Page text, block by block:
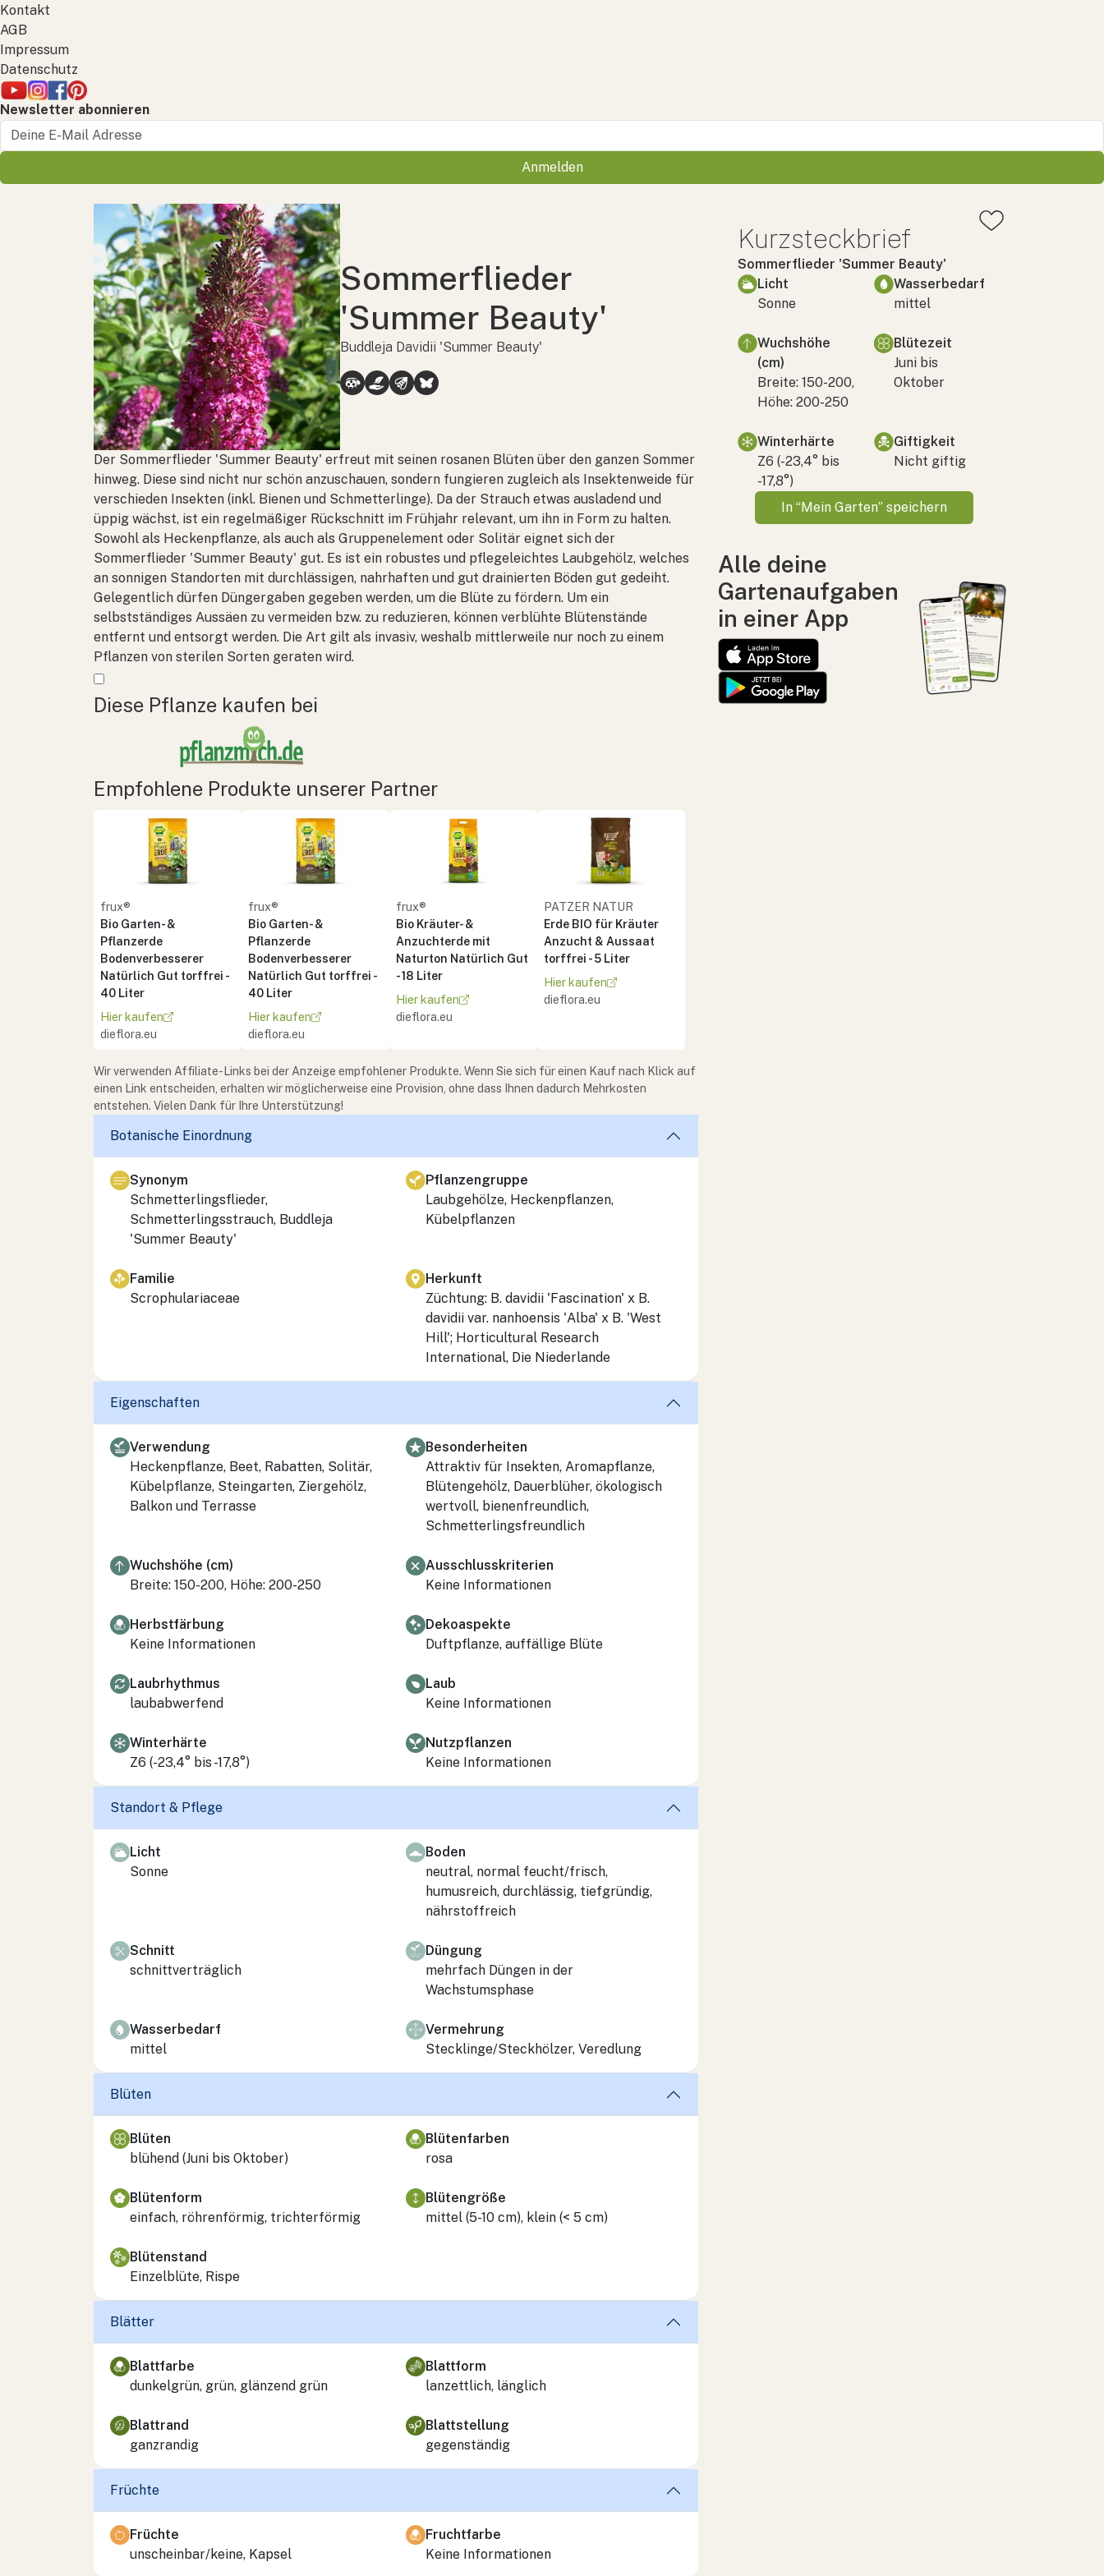
Kontakt
AGB
Impressum
Datenschutz
Newsletter abonnieren
Anmelden
Sommerflieder
'Summer Beauty'
Buddleja Davidii 'Summer Beauty'
Der Sommerflieder 'Summer Beauty' erfreut mit seinen rosanen Blüten über den ganzen Sommer
hinweg. Diese sind nicht nur schön anzuschauen, sondern fungieren zugleich als Insektenweide für
verschieden Insekten (inkl. Bienen und Schmetterlinge). Da der Strauch etwas ausladend und
üppig wächst, ist ein regelmäßiger Rückschnitt im Frühjahr relevant, um ihn in Form zu halten.
Sowohl als Heckenpflanze, als auch als Gruppenelement oder Solitär eignet sich der
Sommerflieder 'Summer Beauty' gut. Es ist ein robustes und pflegeleichtes Laubgehölz, welches
an sonnigen Standorten mit durchlässigen, nahrhaften und gut drainierten Böden gut gedeiht.
Gelegentlich dürfen Düngergaben gegeben werden, um die Blüte zu fördern. Um ein
selbstständiges Aussäen zu vermeiden bzw. zu reduzieren, können verblühte Blütenstände
entfernt und entsorgt werden. Die Art gilt als invasiv, weshalb mittlerweile nur noch zu einem
Pflanzen von sterilen Sorten geraten wird.
Mehr anzeigen
Diese Pflanze kaufen bei
Empfohlene Produkte unserer Partner
frux®
Bio Garten- &
Pflanzerde
Bodenverbesserer
Natürlich Gut torffrei -
40 Liter
Hier kaufen
dieflora.eu
frux®
Bio Garten- &
Pflanzerde
Bodenverbesserer
Natürlich Gut torffrei -
40 Liter
Hier kaufen
dieflora.eu
frux®
Bio Kräuter- &
Anzuchterde mit
Naturton Natürlich Gut
- 18 Liter
Hier kaufen
dieflora.eu
PATZER NATUR
Erde BIO für Kräuter
Anzucht & Aussaat
torffrei - 5 Liter
Hier kaufen
dieflora.eu
Wir verwenden Affiliate-Links bei der Anzeige empfohlener Produkte. Wenn Sie sich für einen Kauf nach Klick auf
einen Link entscheiden, erhalten wir möglicherweise eine Provision, ohne dass Ihnen dadurch Mehrkosten
entstehen. Vielen Dank für Ihre Unterstützung!
Botanische Einordnung
Synonym
Schmetterlingsflieder,
Schmetterlingsstrauch, Buddleja
'Summer Beauty'
Pflanzengruppe
Laubgehölze, Heckenpflanzen,
Kübelpflanzen
Familie
Scrophulariaceae
Herkunft
Züchtung: B. davidii 'Fascination' x B.
davidii var. nanhoensis 'Alba' x B. 'West
Hill'; Horticultural Research
International, Die Niederlande
Eigenschaften
Verwendung
Heckenpflanze, Beet, Rabatten, Solitär,
Kübelpflanze, Steingarten, Ziergehölz,
Balkon und Terrasse
Besonderheiten
Attraktiv für Insekten, Aromapflanze,
Blütengehölz, Dauerblüher, ökologisch
wertvoll, bienenfreundlich,
Schmetterlingsfreundlich
Wuchshöhe (cm)
Breite: 150-200, Höhe: 200-250
Ausschlusskriterien
Keine Informationen
Herbstfärbung
Keine Informationen
Dekoaspekte
Duftpflanze, auffällige Blüte
Laubrhythmus
laubabwerfend
Laub
Keine Informationen
Winterhärte
Z6 (-23,4° bis -17,8°)
Nutzpflanzen
Keine Informationen
Standort & Pflege
Licht
Sonne
Boden
neutral, normal feucht/frisch,
humusreich, durchlässig, tiefgründig,
nährstoffreich
Schnitt
schnittverträglich
Düngung
mehrfach Düngen in der
Wachstumsphase
Wasserbedarf
mittel
Vermehrung
Stecklinge/Steckhölzer, Veredlung
Blüten
Blüten
blühend (Juni bis Oktober)
Blütenfarben
rosa
Blütenform
einfach, röhrenförmig, trichterförmig
Blütengröße
mittel (5-10 cm), klein (< 5 cm)
Blütenstand
Einzelblüte, Rispe
Blätter
Blattfarbe
dunkelgrün, grün, glänzend grün
Blattform
lanzettlich, länglich
Blattrand
ganzrandig
Blattstellung
gegenständig
Früchte
Früchte
unscheinbar/keine, Kapsel
Fruchtfarbe
Keine Informationen
Kurzsteckbrief
Sommerflieder 'Summer Beauty'
Licht
Sonne
Wasserbedarf
mittel
Wuchshöhe
(cm)
Breite: 150-200,
Höhe: 200-250
Blütezeit
Juni bis
Oktober
Winterhärte
Z6 (-23,4° bis
-17,8°)
Giftigkeit
Nicht giftig
In “Mein Garten” speichern
Alle deine
Gartenaufgaben
in einer App